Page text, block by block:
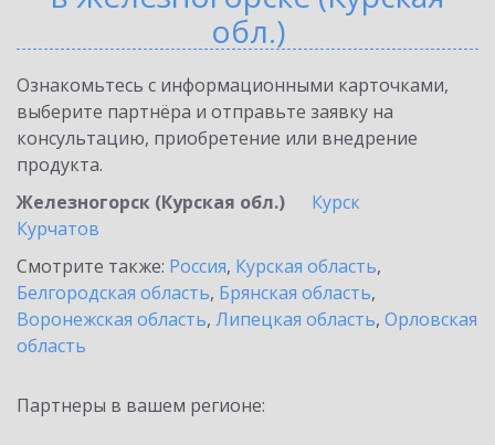
обл.)
Ознакомьтесь с информационными карточками,
выберите партнёра и отправьте заявку на
консультацию, приобретение или внедрение
продукта.
Железногорск (Курская обл.)
Курск
Курчатов
Смотрите также: Россия, Курская область,
Белгородская область, Брянская область,
Воронежская область, Липецкая область, Орловская
область
Партнеры в вашем регионе: